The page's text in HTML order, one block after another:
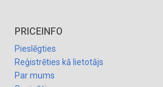
PRICEINFO
Pieslēgties
Reģistrēties kā lietotājs
Par mums